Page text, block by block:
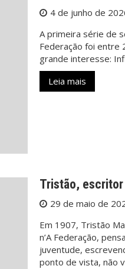
4 de junho de
A primeira série de
Federação foi entre
grande interesse:
Leia mais
Tristão, escritor
29 de maio de
Em 1907, Tristão
n’A Federação,
juventude,
ponto de vista, não